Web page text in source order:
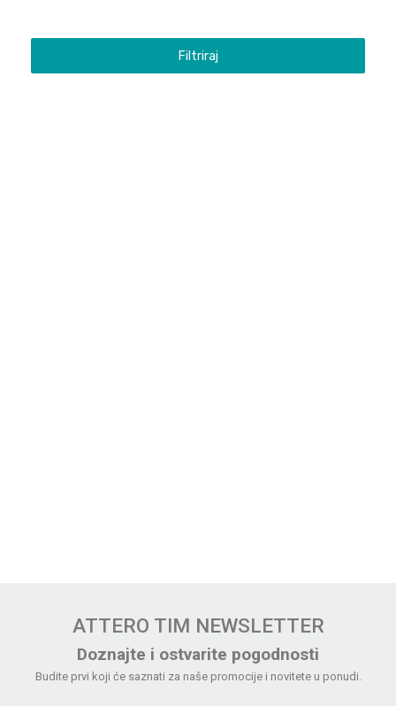
Filtriraj
ATTERO TIM NEWSLETTER
Doznajte i ostvarite pogodnosti
Budite prvi koji će saznati za naše promocije i novitete u ponudi.